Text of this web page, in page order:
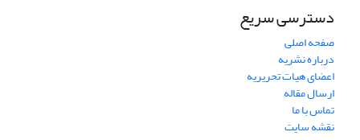
دسترسی سریع
صفحه اصلی
درباره نشریه
اعضای هیات تحریریه
ارسال مقاله
تماس با ما
نقشه سایت